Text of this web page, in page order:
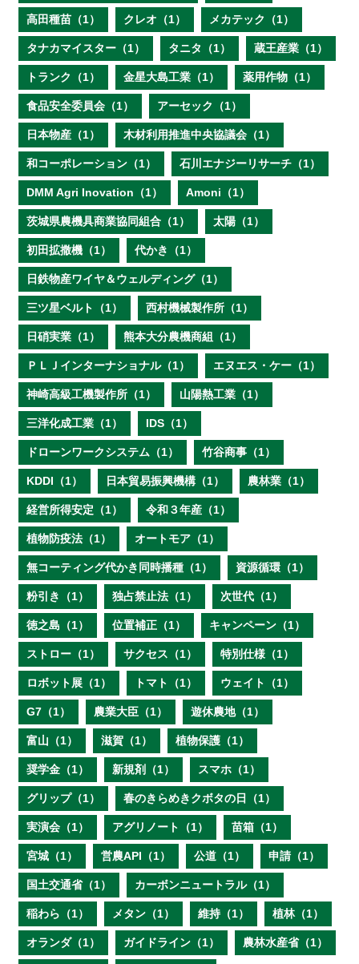
高田種苗（1） クレオ（1） メカテック（1）
タナカマイスター（1） タニタ（1） 蔵王産業（1）
トランク（1） 金星大島工業（1） 薬用作物（1）
食品安全委員会（1） アーセック（1）
日本物産（1） 木材利用推進中央協議会（1）
和コーポレーション（1） 石川エナジーリサーチ（1）
DMM Agri Inovation（1） Amoni（1）
茨城県農機具商業協同組合（1） 太陽（1）
初田拡撒機（1） 代かき（1）
日鉄物産ワイヤ＆ウェルディング（1）
三ツ星ベルト（1） 西村機械製作所（1）
日硝実業（1） 熊本大分農機商組（1）
ＰＬＪインターナショナル（1） エヌエス・ケー（1）
神崎高級工機製作所（1） 山陽熱工業（1）
三洋化成工業（1） IDS（1）
ドローンワークシステム（1） 竹谷商事（1）
KDDI（1） 日本貿易振興機構（1） 農林業（1）
経営所得安定（1） 令和３年産（1）
植物防疫法（1） オートモア（1）
無コーティング代かき同時播種（1） 資源循環（1）
粉引き（1） 独占禁止法（1） 次世代（1）
徳之島（1） 位置補正（1） キャンペーン（1）
ストロー（1） サクセス（1） 特別仕様（1）
ロボット展（1） トマト（1） ウェイト（1）
G7（1） 農業大臣（1） 遊休農地（1）
富山（1） 滋賀（1） 植物保護（1）
奨学金（1） 新規剤（1） スマホ（1）
グリップ（1） 春のきらめきクボタの日（1）
実演会（1） アグリノート（1） 苗箱（1）
宮城（1） 営農API（1） 公道（1） 申請（1）
国土交通省（1） カーボンニュートラル（1）
稲わら（1） メタン（1） 維持（1） 植林（1）
オランダ（1） ガイドライン（1） 農林水産省（1）